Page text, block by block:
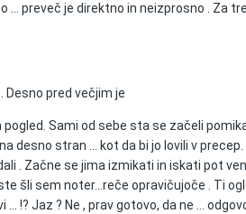
… preveč je direktno in neizprosno . Za
Desno pred večjim je
Sami od sebe sta se začeli
desno stran … kot da bi jo lovili v
. Začne se jima izmikati in iskati pot
šli sem noter...reče opravičujoče . Ti
!? Jaz ? Ne , prav gotovo, da ne …